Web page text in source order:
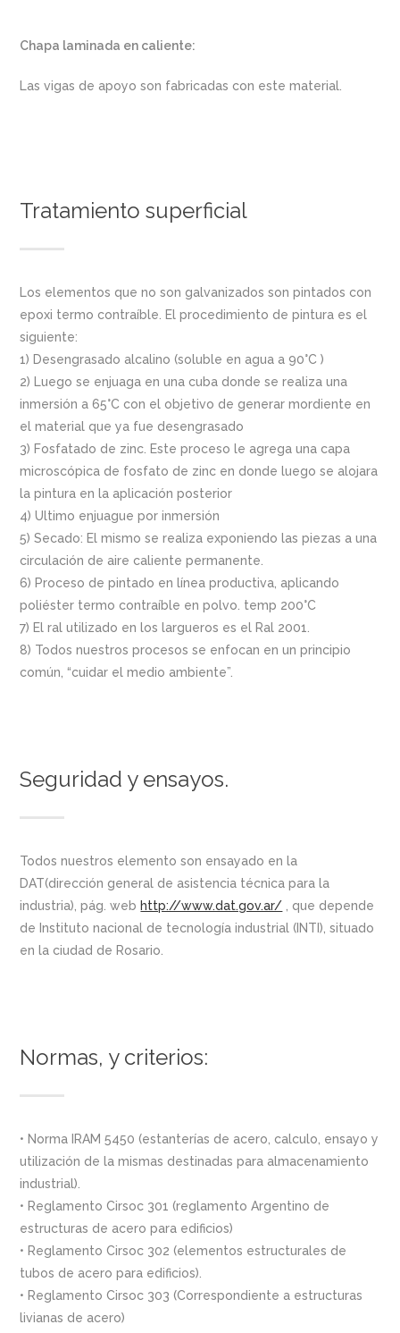
Chapa laminada en caliente:
Las vigas de apoyo son fabricadas con este material.
Tratamiento superficial
Los elementos que no son galvanizados son pintados con
epoxi termo contraíble. El procedimiento de pintura es el
siguiente:
1) Desengrasado alcalino (soluble en agua a 90°C )
2) Luego se enjuaga en una cuba donde se realiza una
inmersión a 65°C con el objetivo de generar mordiente en
el material que ya fue desengrasado
3) Fosfatado de zinc. Este proceso le agrega una capa
microscópica de fosfato de zinc en donde luego se alojara
la pintura en la aplicación posterior
4) Ultimo enjuague por inmersión
5) Secado: El mismo se realiza exponiendo las piezas a una
circulación de aire caliente permanente.
6) Proceso de pintado en línea productiva, aplicando
poliéster termo contraíble en polvo. temp 200°C
7) El ral utilizado en los largueros es el Ral 2001.
8) Todos nuestros procesos se enfocan en un principio
común, “cuidar el medio ambiente”.
Seguridad y ensayos.
Todos nuestros elemento son ensayado en la
DAT(dirección general de asistencia técnica para la
industria), pág. web http://www.dat.gov.ar/ , que depende
de Instituto nacional de tecnología industrial (INTI), situado
en la ciudad de Rosario.
Normas, y criterios:
• Norma IRAM 5450 (estanterías de acero, calculo, ensayo y
utilización de la mismas destinadas para almacenamiento
industrial).
• Reglamento Cirsoc 301 (reglamento Argentino de
estructuras de acero para edificios)
• Reglamento Cirsoc 302 (elementos estructurales de
tubos de acero para edificios).
• Reglamento Cirsoc 303 (Correspondiente a estructuras
livianas de acero)